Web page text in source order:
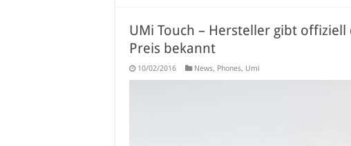
UMi Touch – Hersteller gibt
Preis bekannt
10/02/2016 News, Phones, Umi